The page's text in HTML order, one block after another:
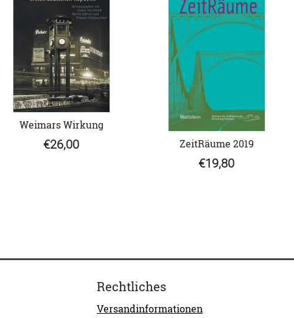
Weimars Wirkung
€26,00 ZeitRäume 2019
€19,80
Rechtliches
Versandinformationen